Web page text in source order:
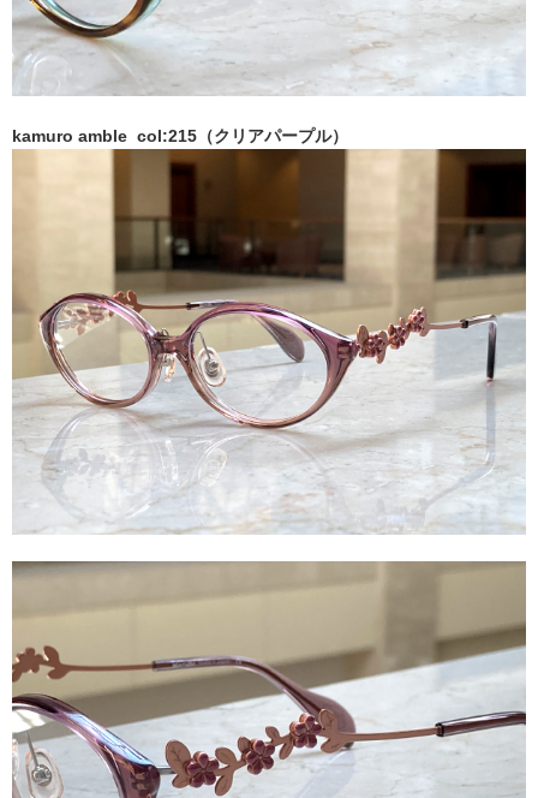
kamuro amble col:215（クリアパープル）